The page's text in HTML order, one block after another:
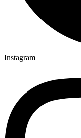
Instagram